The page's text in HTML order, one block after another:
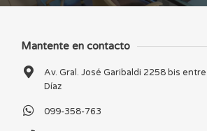
Mantente en contacto
Av. Gral. José Garibaldi 2258 bis
Díaz
099-358-763